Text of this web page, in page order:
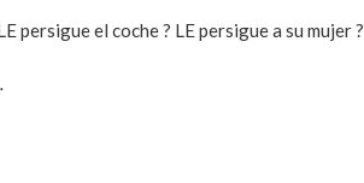
persigue el coche ? LE persigue a su mujer ?